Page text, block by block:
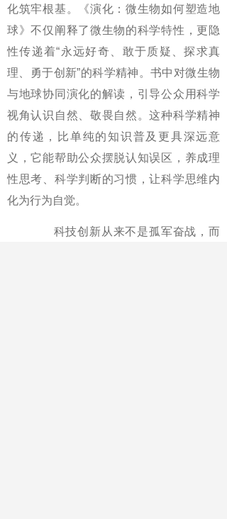
化筑牢根基。《演化：微生物如何塑造地
球》不仅阐释了微生物的科学特性，更隐
性传递着“永远好奇、敢于质疑、探求真
理、勇于创新”的科学精神。书中对微生物
与地球协同演化的解读，引导公众用科学
视角认识自然、敬畏自然。这种科学精神
的传递，比单纯的知识普及更具深远意
义，它能帮助公众摆脱认知误区，养成理
性思考、科学判断的习惯，让科学思维内
化为行为自觉。
科技创新从来不是孤军奋战，而